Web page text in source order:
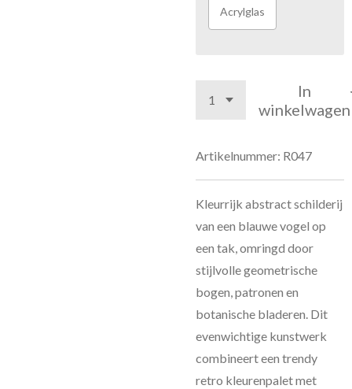
Acrylglas
In
winkelwagen
Artikelnummer: R047
Kleurrijk abstract schilderij
van een blauwe vogel op
een tak, omringd door
stijlvolle geometrische
bogen, patronen en
botanische bladeren. Dit
evenwichtige kunstwerk
combineert een trendy
retro kleurenpalet met